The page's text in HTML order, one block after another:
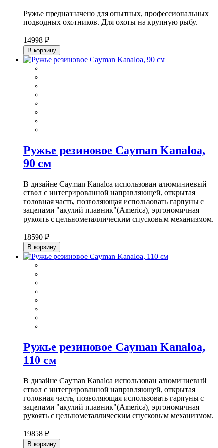
Ружье предназначено для опытных, профессиональных
подводных охотников. Для охоты на крупную рыбу.
14998 ₽
В корзину
Ружье резиновое Cayman Kanaloa,
90 см
В дизайне Cayman Kanaloa использован алюминиевый
ствол с интегрированной направляющей, открытая
головная часть, позволяющая использовать гарпуны с
зацепами "акулий плавник"(America), эргономичная
рукоять с цельнометаллическим спусковым механизмом.
18590 ₽
В корзину
Ружье резиновое Cayman Kanaloa,
110 см
В дизайне Cayman Kanaloa использован алюминиевый
ствол с интегрированной направляющей, открытая
головная часть, позволяющая использовать гарпуны с
зацепами "акулий плавник"(America), эргономичная
рукоять с цельнометаллическим спусковым механизмом.
19858 ₽
В корзину